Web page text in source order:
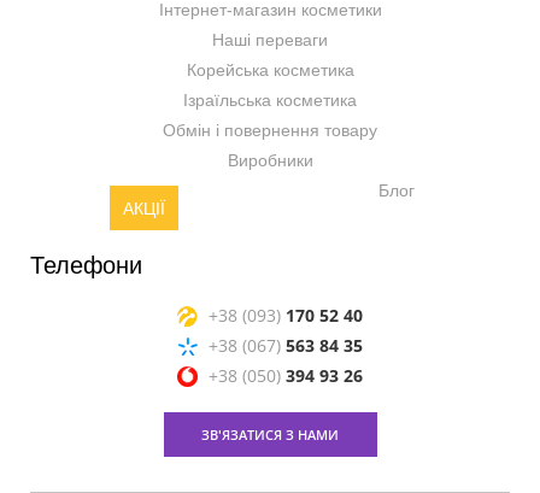
Інтернет-магазин косметики
Наші переваги
Корейська косметика
Ізраїльська косметика
Обмін і повернення товару
Виробники
АКЦІЇ
Блог
Телефони
+38 (093) 170 52 40
+38 (067) 563 84 35
+38 (050) 394 93 26
ЗВ'ЯЗАТИСЯ З НАМИ